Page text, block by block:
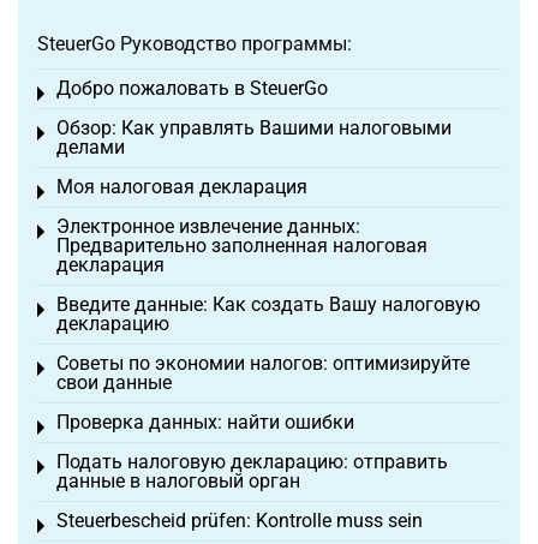
SteuerGo Руководство программы:
Добро пожаловать в SteuerGo
Toggle menu
Обзор: Как управлять Вашими налоговыми
делами
Toggle menu
Моя налоговая декларация
Toggle menu
Электронное извлечение данных:
Предварительно заполненная налоговая
декларация
Toggle menu
Введите данные: Как создать Вашу налоговую
декларацию
Toggle menu
Советы по экономии налогов: оптимизируйте
свои данные
Toggle menu
Проверка данных: найти ошибки
Toggle menu
Подать налоговую декларацию: отправить
данные в налоговый орган
Toggle menu
Steuerbescheid prüfen: Kontrolle muss sein
Toggle menu